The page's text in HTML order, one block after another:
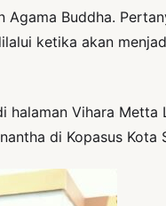
Agama Buddha.
ketika akan
Vihara Metta
di Kopasus Kota